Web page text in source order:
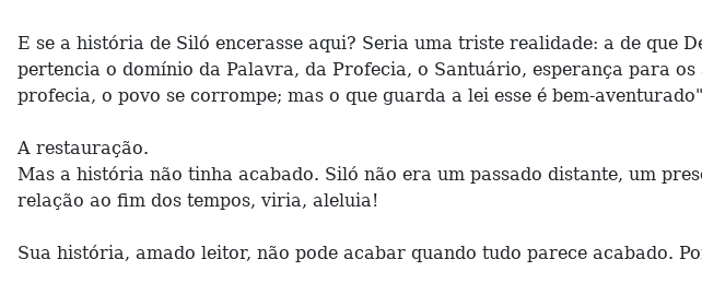
E se a história de Siló encerasse aqui? Seria uma triste realidade: a de que
pertencia o domínio da Palavra, da Profecia, o Santuário, esperança para
profecia, o povo se corrompe; mas o que guarda a lei esse é bem-
A restauração.
Mas a história não tinha acabado. Siló não era um passado distante, um
relação ao fim dos tempos, viria, aleluia!
Sua história, amado leitor, não pode acabar quando tudo parece acabado.